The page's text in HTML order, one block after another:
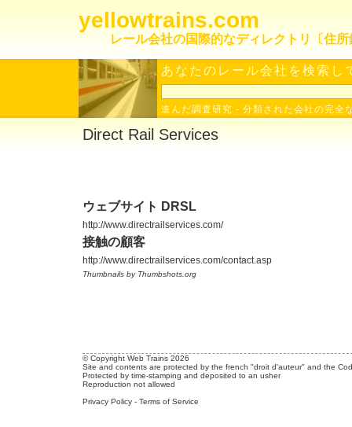
yellowtrains.com
レール会社の国際的なディレクトリ〔住所
あなたのレール会社を検索し
進んだ調査研究 - 分類された会社の完全
Direct Rail Services
ウェブサイト DRSL
http://www.directrailservices.com/
接触の顧客
http://www.directrailservices.com/contact.asp
Thumbnails by Thumbshots.org
© Copyright Web Trains 2026
Site and contents are protected by the french "droit d'auteur" and the
Protected by time-stamping and deposited to an usher
Reproduction not allowed
Privacy Policy - Terms of Service